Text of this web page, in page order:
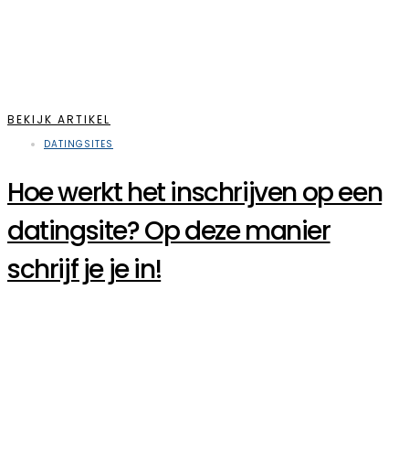
BEKIJK ARTIKEL
DATINGSITES
Hoe werkt het inschrijven op een
datingsite? Op deze manier
schrijf je je in!